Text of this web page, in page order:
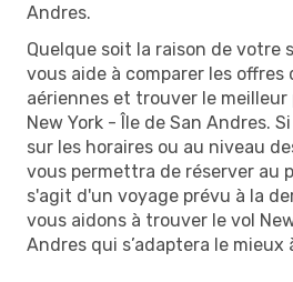
Andres.
Quelque soit la raison de votre
vous aide à comparer les offres
aériennes et trouver le
New York - Île de San Andres.
sur les horaires ou au niveau
vous permettra de réserver au
s'agit d'un voyage prévu à la
vous aidons à trouver le vol
Andres qui s’adaptera le mieux